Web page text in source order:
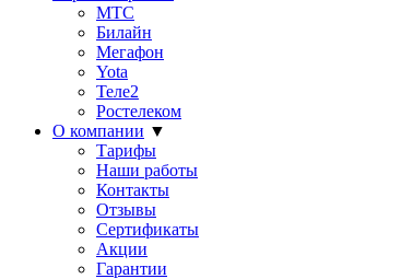
МТС
Билайн
Мегафон
Yota
Теле2
Ростелеком
О компании ▼
Тарифы
Наши работы
Контакты
Отзывы
Сертификаты
Акции
Гарантии